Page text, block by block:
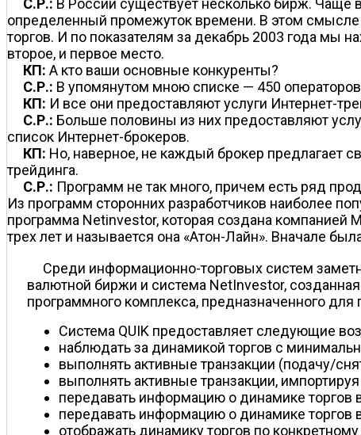
С.Р.: В России существует несколько бирж. Чаще
определенный промежуток времени. В этом
торгов. И по показателям за декабрь 2003 года мы
второе, и первое место.
КП: А кто ваши основные конкуренты?
С.Р.: В упомянутом мною списке — 450
КП: И все они предоставляют услуги Интернет-
С.Р.: Больше половины из них предоставляют
список Интернет-брокеров.
КП: Но, наверное, не каждый брокер предлагает
трейдинга.
С.Р.: Программ не так много, причем есть ряд
Из программ сторонних разработчиков наиболее
программа Netinvestor, которая создана
трех лет и называется она «Атон-Лайн». Вначале
Среди информационно-торговых систем
валютной биржи и система NetInvestor,
программного комплекса, предназначенного
Система QUIK предоставляет следующие
наблюдать за динамикой торгов с
выполнять активные транзакции (подачу/
выполнять активные транзакции,
передавать информацию о динамике торгов
передавать информацию о динамике
отображать динамику торгов по